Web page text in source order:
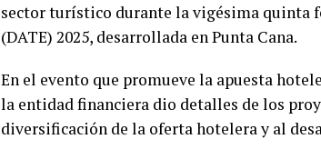
sector turístico durante la vigésima quinta
(DATE) 2025, desarrollada en Punta Cana.
En el evento que promueve la apuesta
la entidad financiera dio detalles de los
diversificación de la oferta hotelera y al